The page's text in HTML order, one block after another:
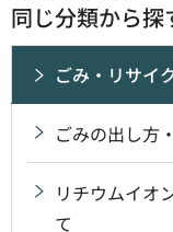
同じ分類から探
ごみ・リサイ
ごみの出し方
リチウムイオ
て